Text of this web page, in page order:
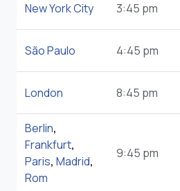
New York City 3:45 pm
São Paulo 4:45 pm
London 8:45 pm
Berlin,
Frankfurt,
Paris, Madrid,
Rom
9:45 pm